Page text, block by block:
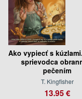
Ako vypiecť s
sprievodca
pečením
T. Kingfisher
13.95 €